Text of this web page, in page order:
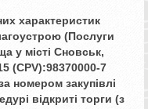
характеристик
(Послуги
у місті Сновськ,
(CPV):98370000-7
номером закупівлі
відкриті торги (з